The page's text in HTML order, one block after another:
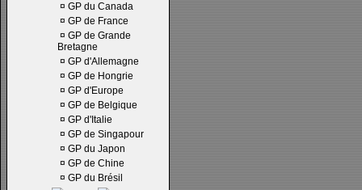
¤ GP du Canada
¤ GP de France
¤ GP de Grande
Bretagne
¤ GP d'Allemagne
¤ GP de Hongrie
¤ GP d'Europe
¤ GP de Belgique
¤ GP d'Italie
¤ GP de Singapour
¤ GP du Japon
¤ GP de Chine
¤ GP du Brésil